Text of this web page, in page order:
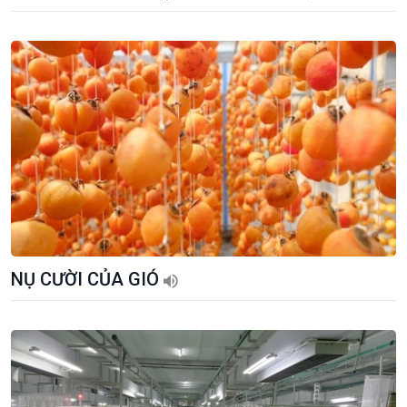
Thời sự 18h
Thời sự 21h30
Bản tin
Chuyên mục
Theo dòng Thời sự
NỤ CƯỜI CỦA GIÓ